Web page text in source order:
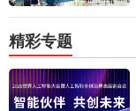
精彩专题